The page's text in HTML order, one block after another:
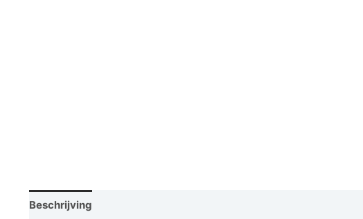
Beschrijving